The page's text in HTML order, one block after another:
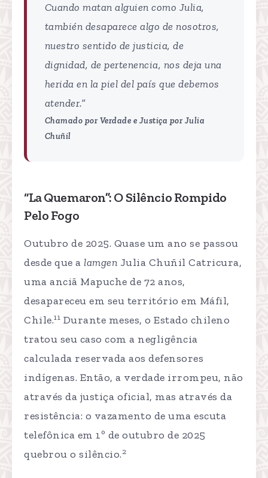
Cuando matan alguien como Julia,
también desaparece algo de nosotros,
nuestro sentido de justicia, de
dignidad, de pertenencia, nos deja una
herida en la piel del país que debemos
atender.”
Chamado por Verdade e Justiça por Julia
Chuñil
“La Quemaron”: O Silêncio Rompido
Pelo Fogo
Outubro de 2025. Quase um ano se passou
desde que a lamgen Julia Chuñil Catricura,
uma anciã Mapuche de 72 anos,
desapareceu em seu território em Máfil,
Chile.11 Durante meses, o Estado chileno
tratou seu caso com a negligência
calculada reservada aos defensores
indígenas. Então, a verdade irrompeu, não
através da justiça oficial, mas através da
resistência: o vazamento de uma escuta
telefônica em 1º de outubro de 2025
quebrou o silêncio.2